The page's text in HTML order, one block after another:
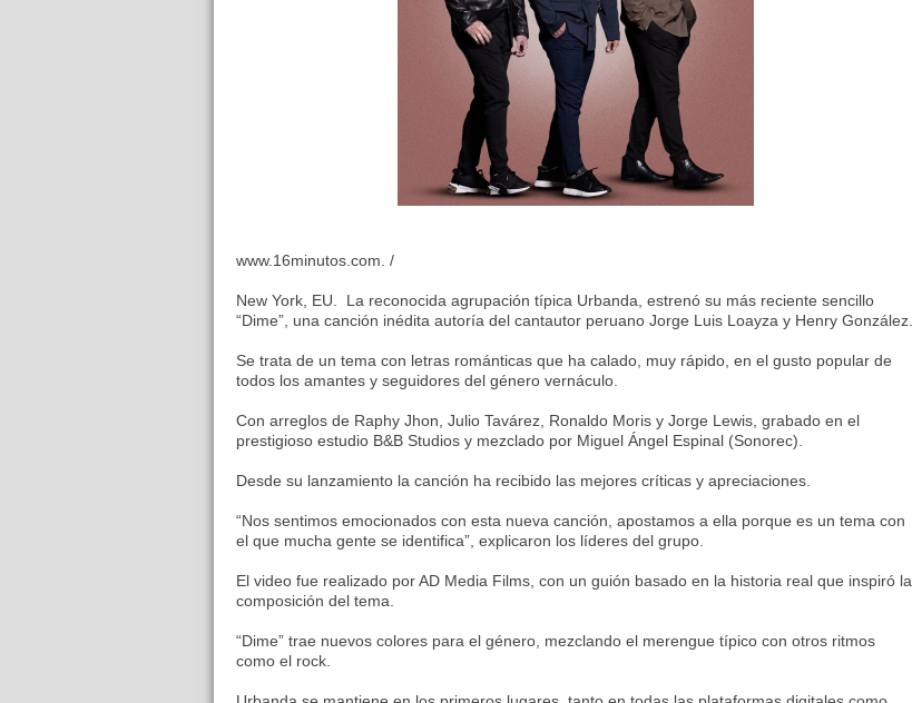
www.16minutos.com. /
New York, EU. La reconocida agrupación típica Urbanda, estrenó su más reciente sencillo
“Dime”, una canción inédita autoría del cantautor peruano Jorge Luis Loayza y Henry González.
Se trata de un tema con letras románticas que ha calado, muy rápido, en el gusto popular de
todos los amantes y seguidores del género vernáculo.
Con arreglos de Raphy Jhon, Julio Tavárez, Ronaldo Moris y Jorge Lewis, grabado en el
prestigioso estudio B&B Studios y mezclado por Miguel Ángel Espinal (Sonorec).
Desde su lanzamiento la canción ha recibido las mejores críticas y apreciaciones.
“Nos sentimos emocionados con esta nueva canción, apostamos a ella porque es un tema con
el que mucha gente se identifica”, explicaron los líderes del grupo.
El video fue realizado por AD Media Films, con un guión basado en la historia real que inspiró la
composición del tema.
“Dime” trae nuevos colores para el género, mezclando el merengue típico con otros ritmos
como el rock.